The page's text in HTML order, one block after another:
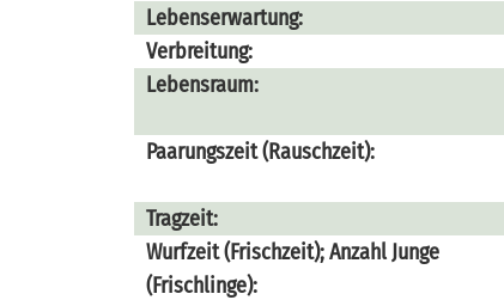
Lebenserwartung:
Verbreitung:
Lebensraum:
Paarungszeit (Rauschzeit):
Tragzeit:
Wurfzeit (Frischzeit); Anzahl Junge
(Frischlinge):